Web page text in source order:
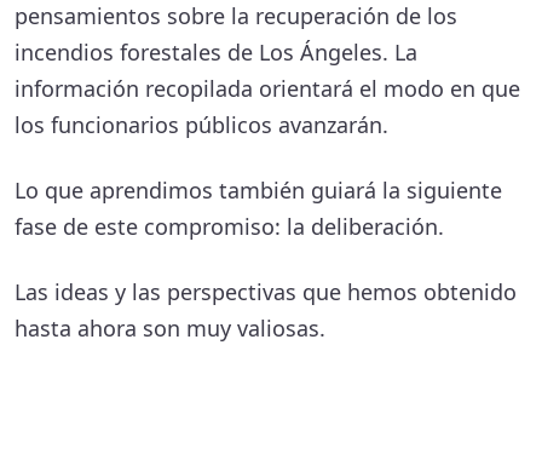
pensamientos sobre la recuperación de los
incendios forestales de Los Ángeles. La
información recopilada orientará el modo en que
los funcionarios públicos avanzarán.
Lo que aprendimos también guiará la siguiente
fase de este compromiso: la deliberación.
Las ideas y las perspectivas que hemos obtenido
hasta ahora son muy valiosas.